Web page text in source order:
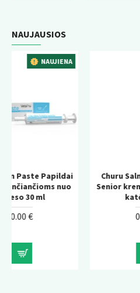
NAUJAUSIOS
Churu Salmon wit Tunas
Senior kreminis skanėstas